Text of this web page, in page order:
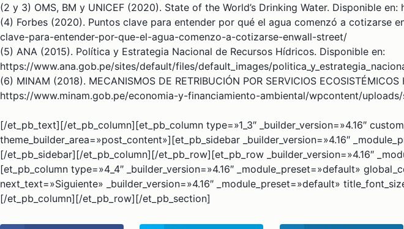
(2 y 3) OMS, BM y UNICEF (2020). State of the World’s Drinking Water. Disponible
(4) Forbes (2020). Puntos clave para entender por qué el agua comenzó a
clave-para-entender-por-que-el-agua-comenzo-a-cotizarse-enwall-street/
(5) ANA (2015). Política y Estrategia Nacional de Recursos Hídricos. Disponible en:
https://www.ana.gob.pe/sites/default/files/default_images/
(6) MINAM (2018). MECANISMOS DE RETRIBUCIÓN POR SERVICIOS
https://www.minam.gob.pe/economia-y-financiamiento-ambiental/wpcontent/uploads/
[/et_pb_text][/et_pb_column][et_pb_column type=»1_3″ _builder_version=»4.16″
theme_builder_area=»post_content»][et_pb_sidebar _builder_version=»4.16″
[/et_pb_sidebar][/et_pb_column][/et_pb_row][et_pb_row _builder_version=»4.16″
[et_pb_column type=»4_4″ _builder_version=»4.16″ _module_preset=»default»
next_text=»Siguiente» _builder_version=»4.16″ _module_preset=»default»
[/et_pb_column][/et_pb_row][/et_pb_section]